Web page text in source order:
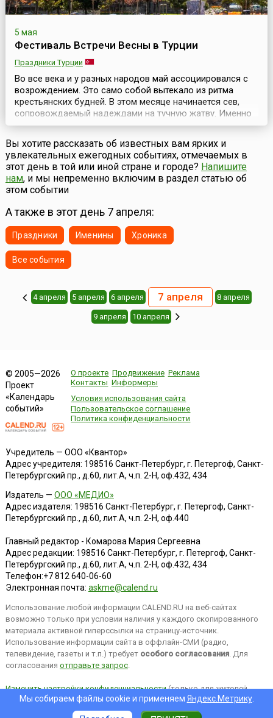
5 мая
Фестиваль Встречи Весны в Турции
Праздники Турции
Во все века и у разных народов май ассоциировался с
возрождением. Это само собой вытекало из ритма
крестьянских будней. В этом месяце начинается сев,
сопровождаемый надеждами на тучную жатву. Именно
тогда закладываются семена будущего урожая, а
значит и имущественного достатка семьи. Наконец, в
последний месяц весны все вокруг поражает глаз
буйством красок, некогда вызывавшим столько
сказаний об е...
Вы хотите рассказать об известных вам ярких и
увлекательных ежегодных событиях, отмечаемых в
этот день в той или иной стране и городе? Напишите
нам, и мы непременно включим в раздел статью об
этом событии
А также в этот день 7 апреля:
Праздники Именины Хроника
Все события
4 апреля 5 апреля 6 апреля 7 апреля 8 апреля
9 апреля 10 апреля
© 2005—2026
Проект
«Календарь
событий»
О проекте Продвижение Реклама
Контакты Информеры
Условия использования сайта
Пользовательское соглашение
Политика конфиденциальности
Учредитель — ООО «Квантор»
Адрес учредителя: 198516 Санкт-Петербург, г. Петергоф, Санкт-
Петербургский пр., д.60, лит.А, ч.п. 2-Н, оф.432, 434
Издатель — ООО «МЕДИО»
Адрес издателя: 198516 Санкт-Петербург, г. Петергоф, Санкт-
Петербургский пр., д.60, лит.А, ч.п. 2-Н, оф.440
Главный редактор - Комарова Мария Сергеевна
Адрес редакции: 198516 Санкт-Петербург, г. Петергоф, Санкт-
Петербургский пр., д.60, лит.А, ч.п. 2-Н, оф.432, 434
Телефон:+7 812 640-06-60
Электронная почта: askme@calend.ru
Использование любой информации CALEND.RU на веб-сайтах
возможно только при условии наличия у каждого скопированного
материала активной гиперссылки на страницу-источник.
Использование информации сайта в оффлайн-СМИ (радио,
телевидение, газеты и т.п.) требует особого согласования. Для
согласования отправьте запрос.
Изменить настройки конфиденциальности(только для жителей
EEA).Мы собираем файлы cookie и применяем Яндекс.Метрику.